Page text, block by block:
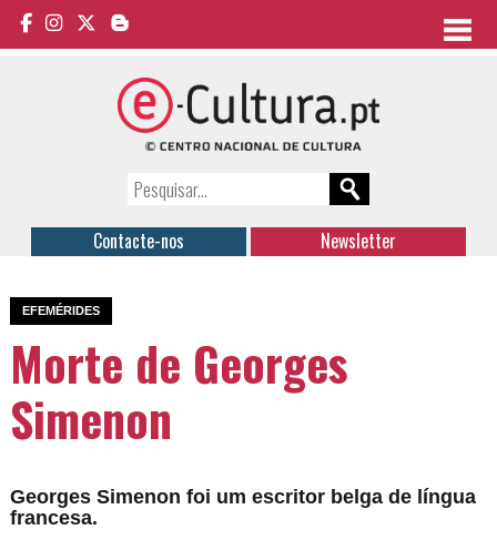
Contacte-nos Newsletter
EFEMÉRIDES
Morte de Georges
Simenon
Georges Simenon foi um escritor belga de língua
francesa.